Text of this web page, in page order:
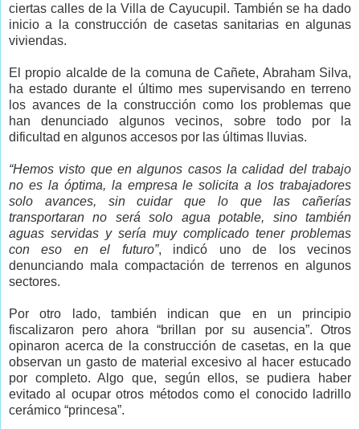
ciertas calles de la Villa de Cayucupil. También se ha dado
inicio a la construcción de casetas sanitarias en algunas
viviendas.
El propio alcalde de la comuna de Cañete, Abraham Silva,
ha estado durante el último mes supervisando en terreno
los avances de la construcción como los problemas que
han denunciado algunos vecinos, sobre todo por la
dificultad en algunos accesos por las últimas lluvias.
“Hemos visto que en algunos casos la calidad del trabajo
no es la óptima, la empresa le solicita a los trabajadores
solo avances, sin cuidar que lo que las cañerías
transportaran no será solo agua potable, sino también
aguas servidas y sería muy complicado tener problemas
con eso en el futuro”, indicó uno de los vecinos
denunciando mala compactación de terrenos en algunos
sectores.
Por otro lado, también indican que en un principio
fiscalizaron pero ahora “brillan por su ausencia”. Otros
opinaron acerca de la construcción de casetas, en la que
observan un gasto de material excesivo al hacer estucado
por completo. Algo que, según ellos, se pudiera haber
evitado al ocupar otros métodos como el conocido ladrillo
cerámico “princesa”.